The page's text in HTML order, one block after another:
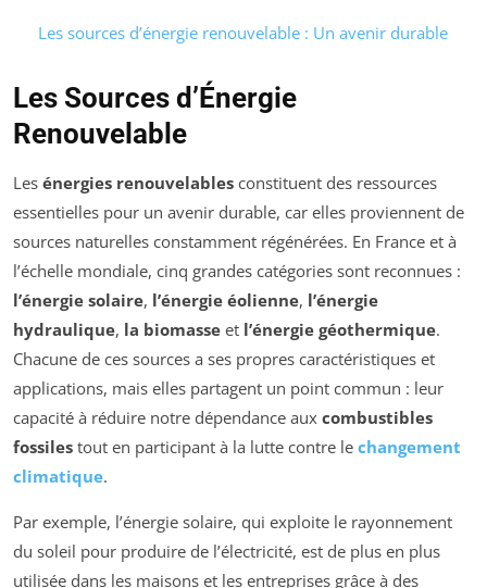
Les sources d’énergie renouvelable : Un avenir durable
Les Sources d’Énergie
Renouvelable
Les énergies renouvelables constituent des ressources
essentielles pour un avenir durable, car elles proviennent de
sources naturelles constamment régénérées. En France et à
l’échelle mondiale, cinq grandes catégories sont reconnues :
l’énergie solaire, l’énergie éolienne, l’énergie
hydraulique, la biomasse et l’énergie géothermique.
Chacune de ces sources a ses propres caractéristiques et
applications, mais elles partagent un point commun : leur
capacité à réduire notre dépendance aux combustibles
fossiles tout en participant à la lutte contre le changement
climatique.
Par exemple, l’énergie solaire, qui exploite le rayonnement
du soleil pour produire de l’électricité, est de plus en plus
utilisée dans les maisons et les entreprises grâce à des